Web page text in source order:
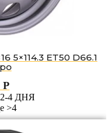
5×114.3 ET50 D66.1
Р
4 ДНЯ
>4